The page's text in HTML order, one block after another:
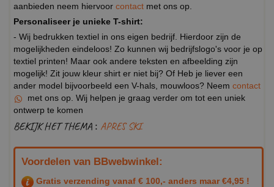
aanbieden neem hiervoor contact met ons op.
Personaliseer je unieke T-shirt:
- Wij bedrukken textiel in ons eigen bedrijf. Hierdoor zijn de
mogelijkheden eindeloos! Zo kunnen wij bedrijfslogo's voor je op
textiel printen! Maar ook andere teksten en afbeelding zijn
mogelijk! Zit jouw kleur shirt er niet bij? Of Heb je liever een
ander model bijvoorbeeld een V-hals, mouwloos? Neem contact
met ons op. Wij helpen je graag verder om tot een uniek
ontwerp te komen
BEKIJK HET THEMA : APRES SKI
Voordelen van BBwebwinkel:
Gratis verzending vanaf € 100,- anders maar €4,95 !